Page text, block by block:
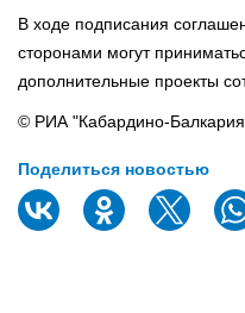
В ходе подписания
сторонами могут
дополнительные проекты
© РИА "Кабардино-
Поделиться новостью